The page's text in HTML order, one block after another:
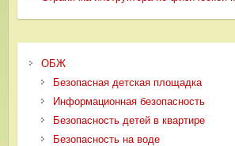
ОБЖ
Безопасная детская площадка
Информационная безопасность
Безопасность детей в квартире
Безопасность на воде